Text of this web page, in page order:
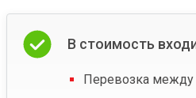
В стоимость
Перевозка между